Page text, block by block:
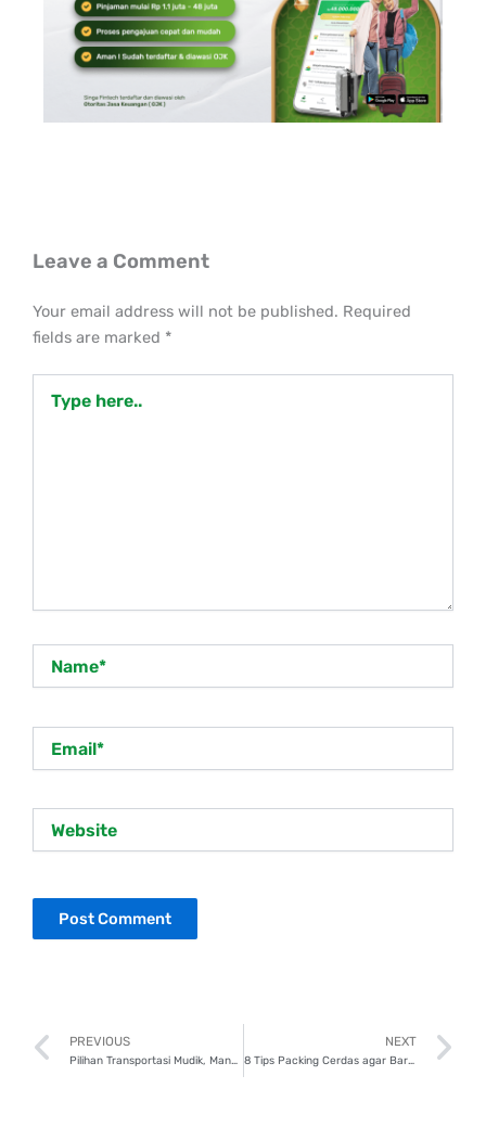
Leave a Comment
Your email address will not be published. Required
fields are marked *
here..
Prev
PREVIOUS
Pilihan Transportasi Mudik, Mana yang Paling Nyaman dan Efektif?
NEXT
8 Tips Packing Cerdas agar Barang Tidak Berlebihan Saat Mudik, Yuk Coba!